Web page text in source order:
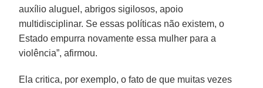
auxílio aluguel, abrigos sigilosos, apoio
multidisciplinar. Se essas políticas não existem, o
Estado empurra novamente essa mulher para a
violência”, afirmou.
Ela critica, por exemplo, o fato de que muitas vezes